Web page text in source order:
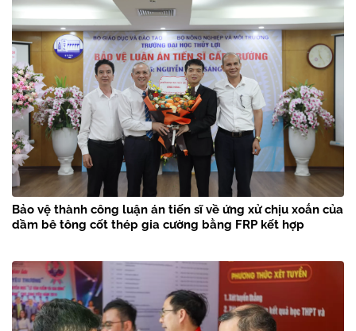
Bảo vệ thành công luận án tiến sĩ về ứng xử chịu xoắn của
dầm bê tông cốt thép gia cường bằng FRP kết hợp